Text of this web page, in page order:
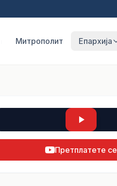
Митрополит Епархија
Претплатете се